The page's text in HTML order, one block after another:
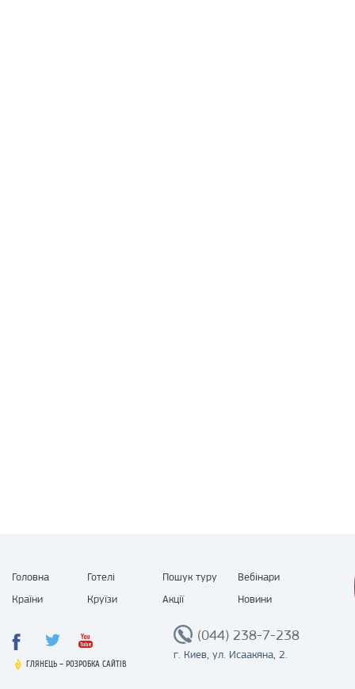
Головна Готелі Пошук туру
Вебінари
Країни
Круїзи Акції Новини
(044) 238-7-238
г. Киев, ул. Исаакяна, 2.
ГЛЯНЕЦЬ – РОЗРОБКА САЙТІВ
ГЛЯНЕЦЬ – РОЗРОБКА САЙТІВ